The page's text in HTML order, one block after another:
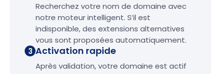
Recherchez votre nom de domaine avec
notre moteur intelligent. S’il est
indisponible, des extensions alternatives
vous sont proposées automatiquement.
3 Activation rapide
Après validation, votre domaine est actif